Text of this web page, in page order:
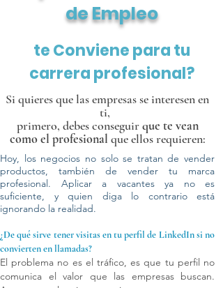
de Empleo
te Conviene para tu
carrera profesional?
Si quieres que las empresas se interesen en
ti,
primero, debes conseguirque te vean
comoel profesional que ellos requieren:
Hoy, los negocios no solo se tratan de vender
productos, también de vender tu marca
profesional. Aplicar a vacantes ya no es
suficiente, y quien diga lo contrario está
ignorando la realidad.
¿De qué sirve tener visitas en tu perfil de LinkedIn si no
convierten en llamadas?
El problema no es el tráfico, es que tu perfil no
comunica el valor que las empresas buscan.